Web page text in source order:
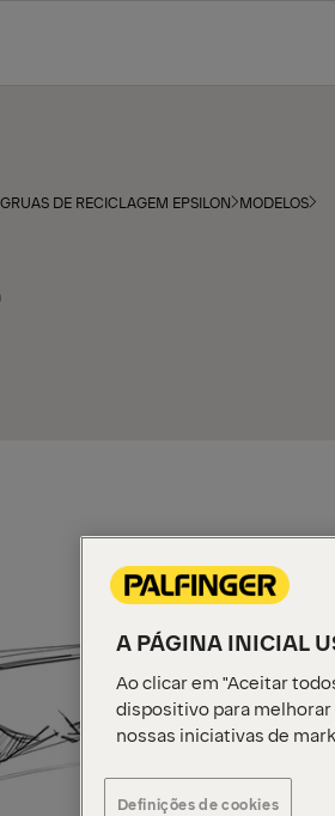
GRUAS DE RECICLAGEM EPSILON MODELOS
A PÁGINA INICIAL
Ao clicar em "Aceitar
dispositivo para melhorar
nossas iniciativas de
Definições de cookies